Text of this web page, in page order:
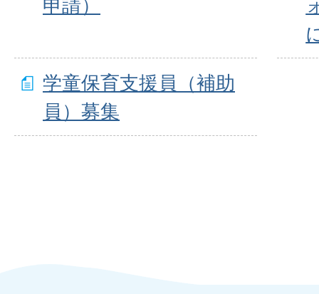
申請）
学童保育支援員（補助
員）募集